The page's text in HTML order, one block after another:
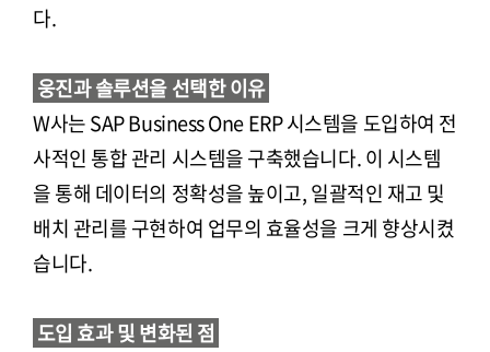
다.
웅진과 솔루션을 선택한 이유
W사는 SAP Business One ERP 시스템을 도입하여 전
사적인 통합 관리 시스템을 구축했습니다. 이 시스템
을 통해 데이터의 정확성을 높이고, 일괄적인 재고 및
배치 관리를 구현하여 업무의 효율성을 크게 향상시켰
습니다.
도입 효과 및 변화된 점